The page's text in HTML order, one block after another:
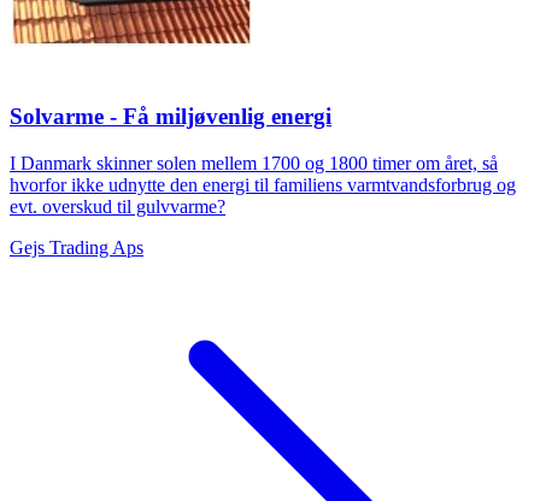
Solvarme - Få miljøvenlig energi
I Danmark skinner solen mellem 1700 og 1800 timer om året, så
hvorfor ikke udnytte den energi til familiens varmtvandsforbrug og
evt. overskud til gulvvarme?
Gejs Trading Aps